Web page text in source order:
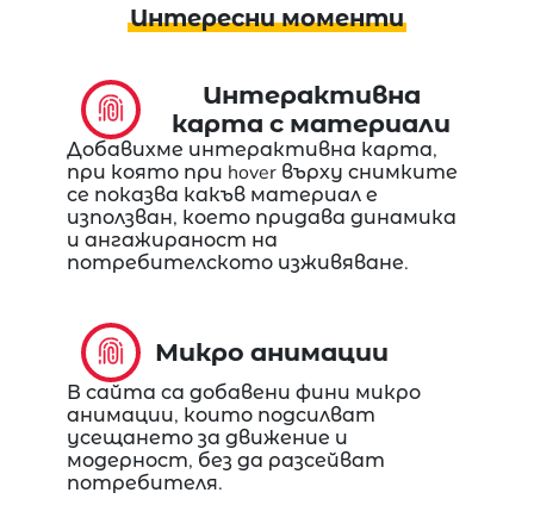
Интересни моменти
Интерактивна
карта с материали
Добавихме интерактивна карта,
при която при hover върху снимките
се показва какъв материал е
използван, което придава динамика
и ангажираност на
потребителското изживяване.
Микро анимации
В сайта са добавени фини микро
анимации, които подсилват
усещането за движение и
модерност, без да разсейват
потребителя.